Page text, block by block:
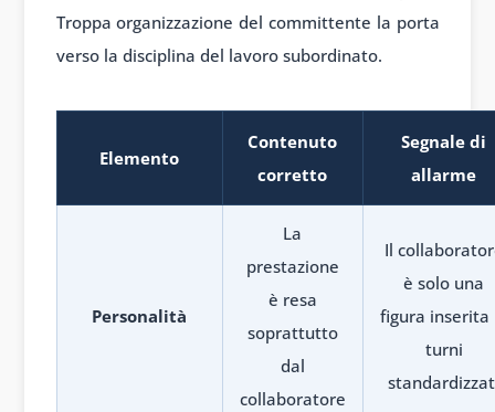
Troppa organizzazione del committente la porta
verso la disciplina del lavoro subordinato.
Elemento
Contenuto
corretto
Segnale di
allarme
Personalità
La
prestazione
è resa
soprattutto
dal
collaboratore
Il
è solo una
figura inserita
turni